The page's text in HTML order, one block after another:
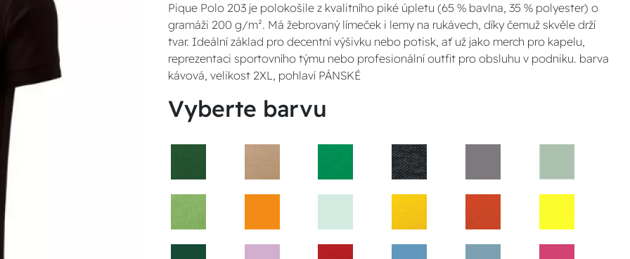
Pique Polo 203 je polokošile z kvalitního piké úpletu (65 % bavlna, 35 % polyester) o
gramáži 200 g/m². Má žebrovaný límeček i lemy na rukávech, díky čemuž skvěle drží
tvar. Ideální základ pro decentní výšivku nebo potisk, ať už jako merch pro kapelu,
reprezentaci sportovního týmu nebo profesionální outfit pro obsluhu v podniku. barva
kávová, velikost 2XL, pohlaví PÁNSKÉ
Vyberte barvu